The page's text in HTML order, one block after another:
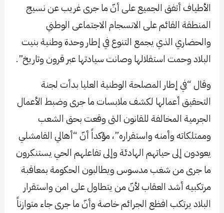
الأطياف أتفق الجميع على أنّ ما جرى غريب عن نسيج
المنطقة القائم على الانسجام الاجتماعى الوطني
والحضاري الذي يجمع التنوع في إطار وحدة وطنية بنيت
البلاد وحمت استقلالها وصانت سيادتها عبر قرون وتاريخ”.
وقال “في إطار المصلحة الوطنية العليا بدأت لجنة
التحقيق أعمالها لكشف ملابسات ما جرى وضبط الأعمال
الجرمية المخالفة للقانون التى وقعت بحق الشعب
وممتلكاته وأمنه واستقراره”، مؤكداً أنّ “أهالي القامشلي
يعودون إلى حياتهم الهادئة وإلى تفاعلهم الحي يستنكرون
ما جرى من شغب مدسوس ويطالبون الحكومة بمعاقبة
مرتكبيه أشد العقاب لأنّ من يتطاول على امن واستقرار
البلاد يرتكب افظع الجرائم خاصة وأنّ ما جرى جاء متوازناً